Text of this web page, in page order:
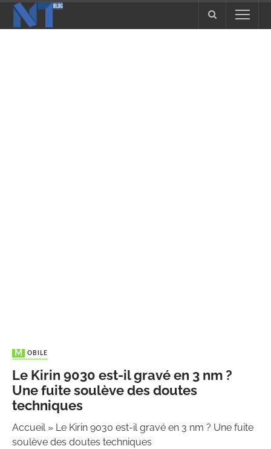
MOBILE
Le Kirin 9030 est-il gravé en 3 nm ?
Une fuite soulève des doutes
techniques
Accueil» Le Kirin 9030 est-il gravé en 3 nm ? Une fuite
soulève des doutes techniques